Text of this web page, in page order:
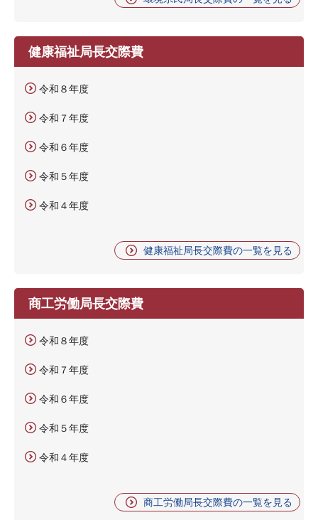
健康福祉局長交際費
令和８年度
令和７年度
令和６年度
令和５年度
令和４年度
健康福祉局長交際費の一覧を見る
商工労働局長交際費
令和８年度
令和７年度
令和６年度
令和５年度
令和４年度
商工労働局長交際費の一覧を見る